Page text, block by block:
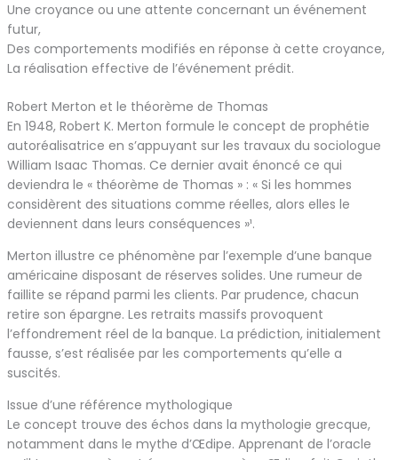
Une croyance ou une attente concernant un événement
futur,
Des comportements modifiés en réponse à cette croyance,
La réalisation effective de l’événement prédit.
Robert Merton et le théorème de Thomas
En 1948, Robert K. Merton formule le concept de prophétie
autoréalisatrice en s’appuyant sur les travaux du sociologue
William Isaac Thomas. Ce dernier avait énoncé ce qui
deviendra le « théorème de Thomas » : « Si les hommes
considèrent des situations comme réelles, alors elles le
deviennent dans leurs conséquences »¹.
Merton illustre ce phénomène par l’exemple d’une banque
américaine disposant de réserves solides. Une rumeur de
faillite se répand parmi les clients. Par prudence, chacun
retire son épargne. Les retraits massifs provoquent
l’effondrement réel de la banque. La prédiction, initialement
fausse, s’est réalisée par les comportements qu’elle a
suscités.
Issue d’une référence mythologique
Le concept trouve des échos dans la mythologie grecque,
notamment dans le mythe d’Œdipe. Apprenant de l’oracle